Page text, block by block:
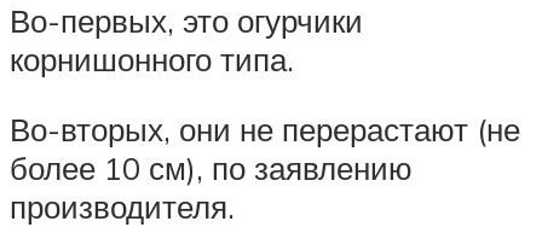
Во-первых, это огурчики
корнишонного типа.
Во-вторых, они не перерастают (не
более 10 см), по заявлению
производителя.